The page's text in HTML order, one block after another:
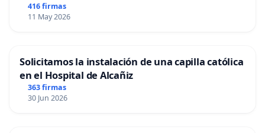
416 firmas
11 May 2026
Solicitamos la instalación de una capilla católica
en el Hospital de Alcañiz
363 firmas
30 Jun 2026